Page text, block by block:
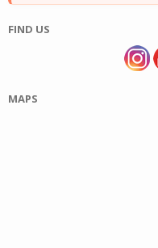
FIND US
MAPS